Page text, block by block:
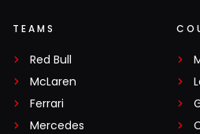
TEAMS
Red Bull
McLaren
Ferrari
Mercedes